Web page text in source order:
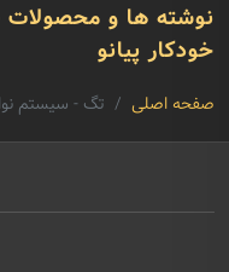
نوشته ها و
خودکار پیانو
صفحه اصلی تگ - سیستم